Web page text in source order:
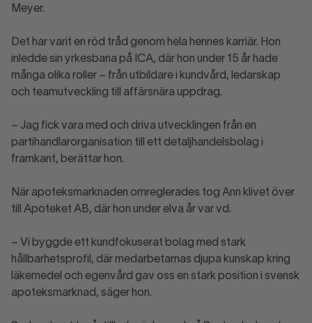
Meyer.
Det har varit en röd tråd genom hela hennes karriär. Hon
inledde sin yrkesbana på ICA, där hon under 15 år hade
många olika roller – från utbildare i kundvård, ledarskap
och teamutveckling till affärsnära uppdrag.
– Jag fick vara med och driva utvecklingen från en
partihandlarorganisation till ett detaljhandelsbolag i
framkant, berättar hon.
När apoteksmarknaden omreglerades tog Ann klivet över
till Apoteket AB, där hon under elva år var vd.
– Vi byggde ett kundfokuserat bolag med stark
hållbarhetsprofil, där medarbetarnas djupa kunskap kring
läkemedel och egenvård gav oss en stark position i svensk
apoteksmarknad, säger hon.